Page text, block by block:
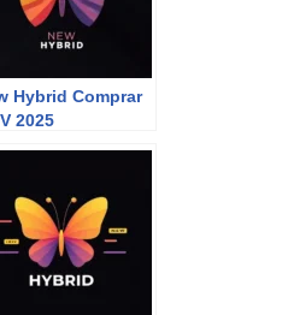
Hybrid Comprar
2025